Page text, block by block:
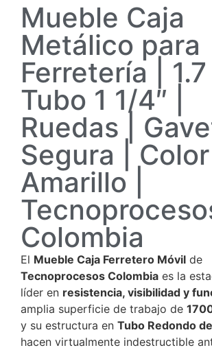
Mueble Caja
Metálico para
Ferretería | 1.7
Tubo 1 1/4″ |
Ruedas |
Segura | Color
Amarillo |
Colombia
El Mueble Caja Ferretero Móvil de
Tecnoprocesos Colombia es la
líder en resistencia, visibilidad y
amplia superficie de trabajo de
y su estructura en Tubo Redondo
hacen virtualmente indestructible